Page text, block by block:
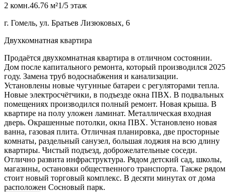
2 комн.46.76 м²1/5 этаж
г. Гомель, ул. Братьев Лизюковых, 6
Двухкомнатная квартира
Продаётся двухкомнатная квартира в отличном состоянии.
Дом после капитального ремонта, который производился 2025
году. Замена труб водоснабжения и канализации.
Установлены новые чугунные батареи с регуляторами тепла.
Новые электросчётчики, в подъезде окна ПВХ. В подвальных
помещениях производился полный ремонт. Новая крыша. В
квартире на полу уложен ламинат. Металлическая входная
дверь. Окрашенные потолки, окна ПВХ. Установлено новая
ванна, газовая плита. Отличная планировка, две просторные
комнаты, раздельный санузел, большая лоджия на всю длину
квартиры. Чистый подъезд, доброжелательные соседи.
Отлично развита инфраструктура. Рядом детский сад, школы,
магазины, остановки общественного транспорта. Также рядом
стоит новый торговый комплекс. В десяти минутах от дома
расположен Сосновый парк.